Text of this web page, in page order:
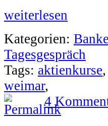
weiterlesen
Kategorien:
Tagesgespräch
Tags: aktienkurse,
weimar,
4